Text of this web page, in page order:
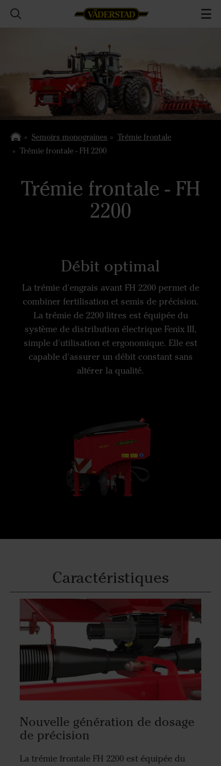
Semoirs monograines
Trémie frontale
Trémie frontale - FH 2200
Trémie frontale - FH
2200
Débit optimal
La trémie d'engrais avant FH 2200 permet de
combiner fertilisation et semis de précision.
La trémie de 2200 litres est équipée du
système de distribution électrique Fenix III,
simple d'utilisation et ergonomique. Elle est
capable d'assurer un débit constant sans
altérer la qualité.
Caractéristiques
Nouvelle génération de dosage
de précision
La trémie frontale FH 2200 est équipée du